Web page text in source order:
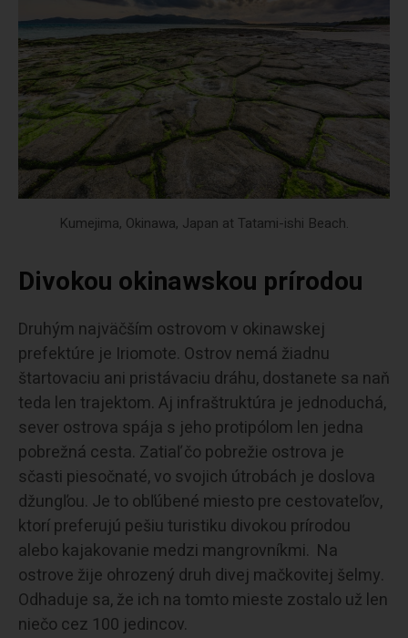
Kumejima, Okinawa, Japan at Tatami-ishi Beach.
Divokou okinawskou prírodou
Druhým najväčším ostrovom v okinawskej
prefektúre je Iriomote. Ostrov nemá žiadnu
štartovaciu ani pristávaciu dráhu, dostanete sa naň
teda len trajektom. Aj infraštruktúra je jednoduchá,
sever ostrova spája s jeho protipólom len jedna
pobrežná cesta. Zatiaľ čo pobrežie ostrova je
sčasti piesočnaté, vo svojich útrobách je doslova
džungľou. Je to obľúbené miesto pre cestovateľov,
ktorí preferujú pešiu turistiku divokou prírodou
alebo kajakovanie medzi mangrovníkmi. Na
ostrove žije ohrozený druh divej mačkovitej šelmy.
Odhaduje sa, že ich na tomto mieste zostalo už len
niečo cez 100 jedincov.